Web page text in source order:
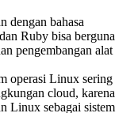
dengan bahasa
Ruby bisa berguna
pengembangan alat
operasi Linux sering
cloud, karena
Linux sebagai sistem